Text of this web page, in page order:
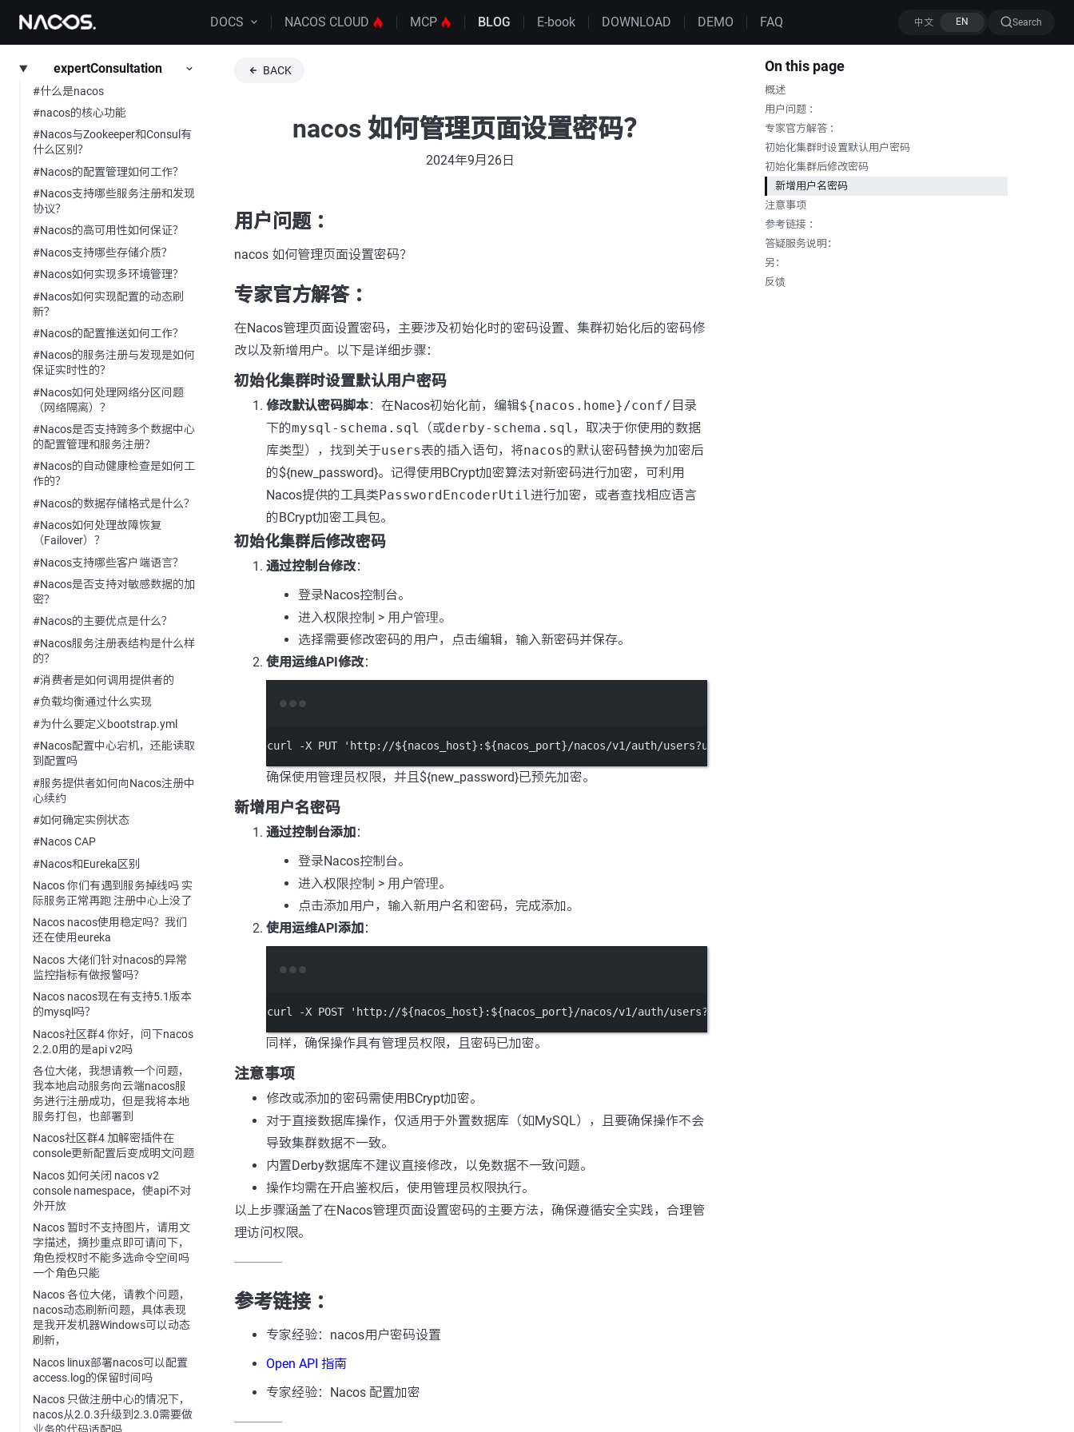
DOCS NACOS CLOUD MCP BLOG E-book DOWNLOAD DEMO FAQ Search
expertConsultation
#什么是nacos
#nacos的核心功能
#Nacos与Zookeeper和Consul有
什么区别？
#Nacos的配置管理如何工作？
#Nacos支持哪些服务注册和发现
协议？
#Nacos的高可用性如何保证？
#Nacos支持哪些存储介质？
#Nacos如何实现多环境管理？
#Nacos如何实现配置的动态刷
新？
#Nacos的配置推送如何工作？
#Nacos的服务注册与发现是如何
保证实时性的？
#Nacos如何处理网络分区问题
（网络隔离）？
#Nacos是否支持跨多个数据中心
的配置管理和服务注册？
#Nacos的自动健康检查是如何工
作的？
#Nacos的数据存储格式是什么？
#Nacos如何处理故障恢复
（Failover）？
#Nacos支持哪些客户端语言？
#Nacos是否支持对敏感数据的加
密？
#Nacos的主要优点是什么？
#Nacos服务注册表结构是什么样
的？
#消费者是如何调用提供者的
#负载均衡通过什么实现
#为什么要定义bootstrap.yml
#Nacos配置中心宕机，还能读取
到配置吗
#服务提供者如何向Nacos注册中
心续约
#如何确定实例状态
#Nacos CAP
#Nacos和Eureka区别
Nacos 你们有遇到服务掉线吗 实
际服务正常再跑 注册中心上没了
Nacos nacos使用稳定吗？我们
还在使用eureka
Nacos 大佬们针对nacos的异常
监控指标有做报警吗？
Nacos nacos现在有支持5.1版本
的mysql吗？
Nacos社区群4 你好，问下nacos
2.2.0用的是api v2吗
各位大佬，我想请教一个问题，
我本地启动服务向云端nacos服
务进行注册成功，但是我将本地
服务打包，也部署到
Nacos社区群4 加解密插件在
console更新配置后变成明文问题
Nacos 如何关闭 nacos v2
console namespace，使api不对
外开放
Nacos 暂时不支持图片，请用文
字描述，摘抄重点即可请问下，
角色授权时不能多选命令空间吗
一个角色只能
Nacos 各位大佬，请教个问题，
nacos动态刷新问题，具体表现
是我开发机器Windows可以动态
刷新，
Nacos linux部署nacos可以配置
access.log的保留时间吗
Nacos 只做注册中心的情况下，
nacos从2.0.3升级到2.3.0需要做
BACK
nacos 如何管理页面设置密码？
2024年9月26日
用户问题 ：
nacos 如何管理页面设置密码？
专家官方解答 ：
在Nacos管理页面设置密码，主要涉及初始化时的密码设置、集群初始化后的密码修
改以及新增用户。以下是详细步骤：
初始化集群时设置默认用户密码
修改默认密码脚本：在Nacos初始化前，编辑${nacos.home}/conf/ 目录
下的mysql-schema.sql （或derby-schema.sql ，取决于你使用的数据
库类型），找到关于users表的插入语句，将nacos的默认密码替换为加密后
的${new_password}。记得使用BCrypt加密算法对新密码进行加密，可利用
Nacos提供的工具类PasswordEncoderUtil进行加密，或者查找相应语言
的BCrypt加密工具包。
初始化集群后修改密码
通过控制台修改：
登录Nacos控制台。
进入权限控制 > 用户管理。
选择需要修改密码的用户，点击编辑，输入新密码并保存。
使用运维API修改：
curl -X PUT 'http://${nacos_host}:${nacos_port}/nacos/v1/auth/users?username=${modified_username}&newPassword=${new_password}'
确保使用管理员权限，并且${new_password}已预先加密。
新增用户名密码
通过控制台添加 ：
登录Nacos控制台。
进入权限控制 > 用户管理。
点击添加用户，输入新用户名和密码，完成添加。
使用运维API添加 ：
curl -X POST 'http://${nacos_host}:${nacos_port}/nacos/v1/auth/users?username=${new_username}&password=${new_password}'
同样，确保操作具有管理员权限，且密码已加密。
注意事项
修改或添加的密码需使用BCrypt加密。
对于直接数据库操作，仅适用于外置数据库（如MySQL），且要确保操作不会
导致集群数据不一致。
内置Derby数据库不建议直接修改，以免数据不一致问题。
操作均需在开启鉴权后，使用管理员权限执行。
以上步骤涵盖了在Nacos管理页面设置密码的主要方法，确保遵循安全实践，合理管
理访问权限。
---------------
参考链接 ：
专家经验：nacos用户密码设置
Open API 指南
专家经验：Nacos 配置加密
---------------
On this page
概述
用户问题 ：
专家官方解答 ：
初始化集群时设置默认用户密码
初始化集群后修改密码
新增用户名密码
注意事项
参考链接 ：
答疑服务说明：
另：
反馈